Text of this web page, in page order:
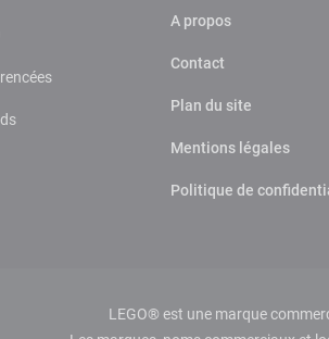
A propos
Contact
Plan du site
Mentions légales
Politique de
LEGO® est une marque